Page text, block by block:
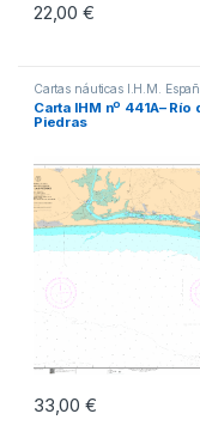
22,00€
Cartas náuticas I.H.M.
Carta IHM nº 441A– Río
Piedras
33,00€